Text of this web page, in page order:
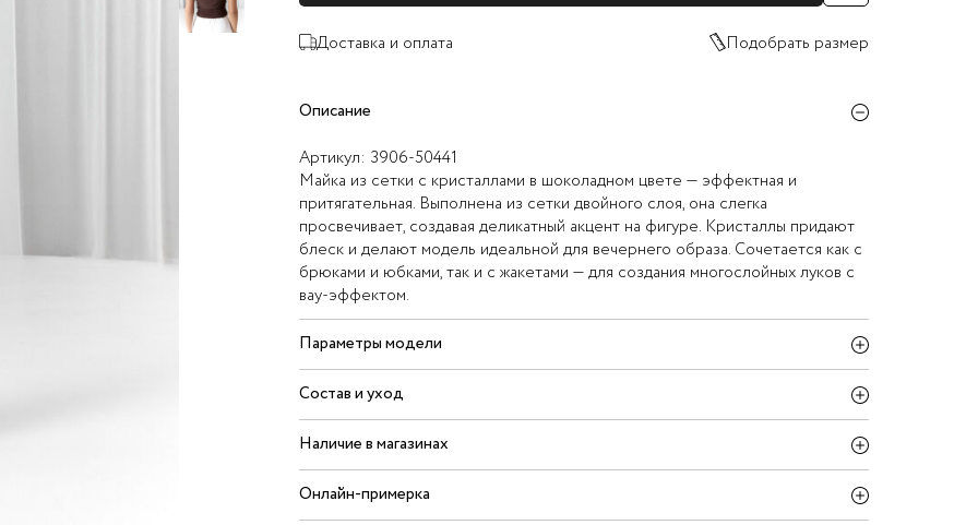
Доставка и оплата Подобрать размер
Описание
Артикул: 3906-50441
Майка из сетки с кристаллами в шоколадном цвете — эффектная и
притягательная. Выполнена из сетки двойного слоя, она слегка
просвечивает, создавая деликатный акцент на фигуре. Кристаллы придают
блеск и делают модель идеальной для вечернего образа. Сочетается как с
брюками и юбками, так и с жакетами — для создания многослойных луков с
вау-эффектом.
Параметры модели
Состав и уход
Наличие в магазинах
Онлайн-примерка